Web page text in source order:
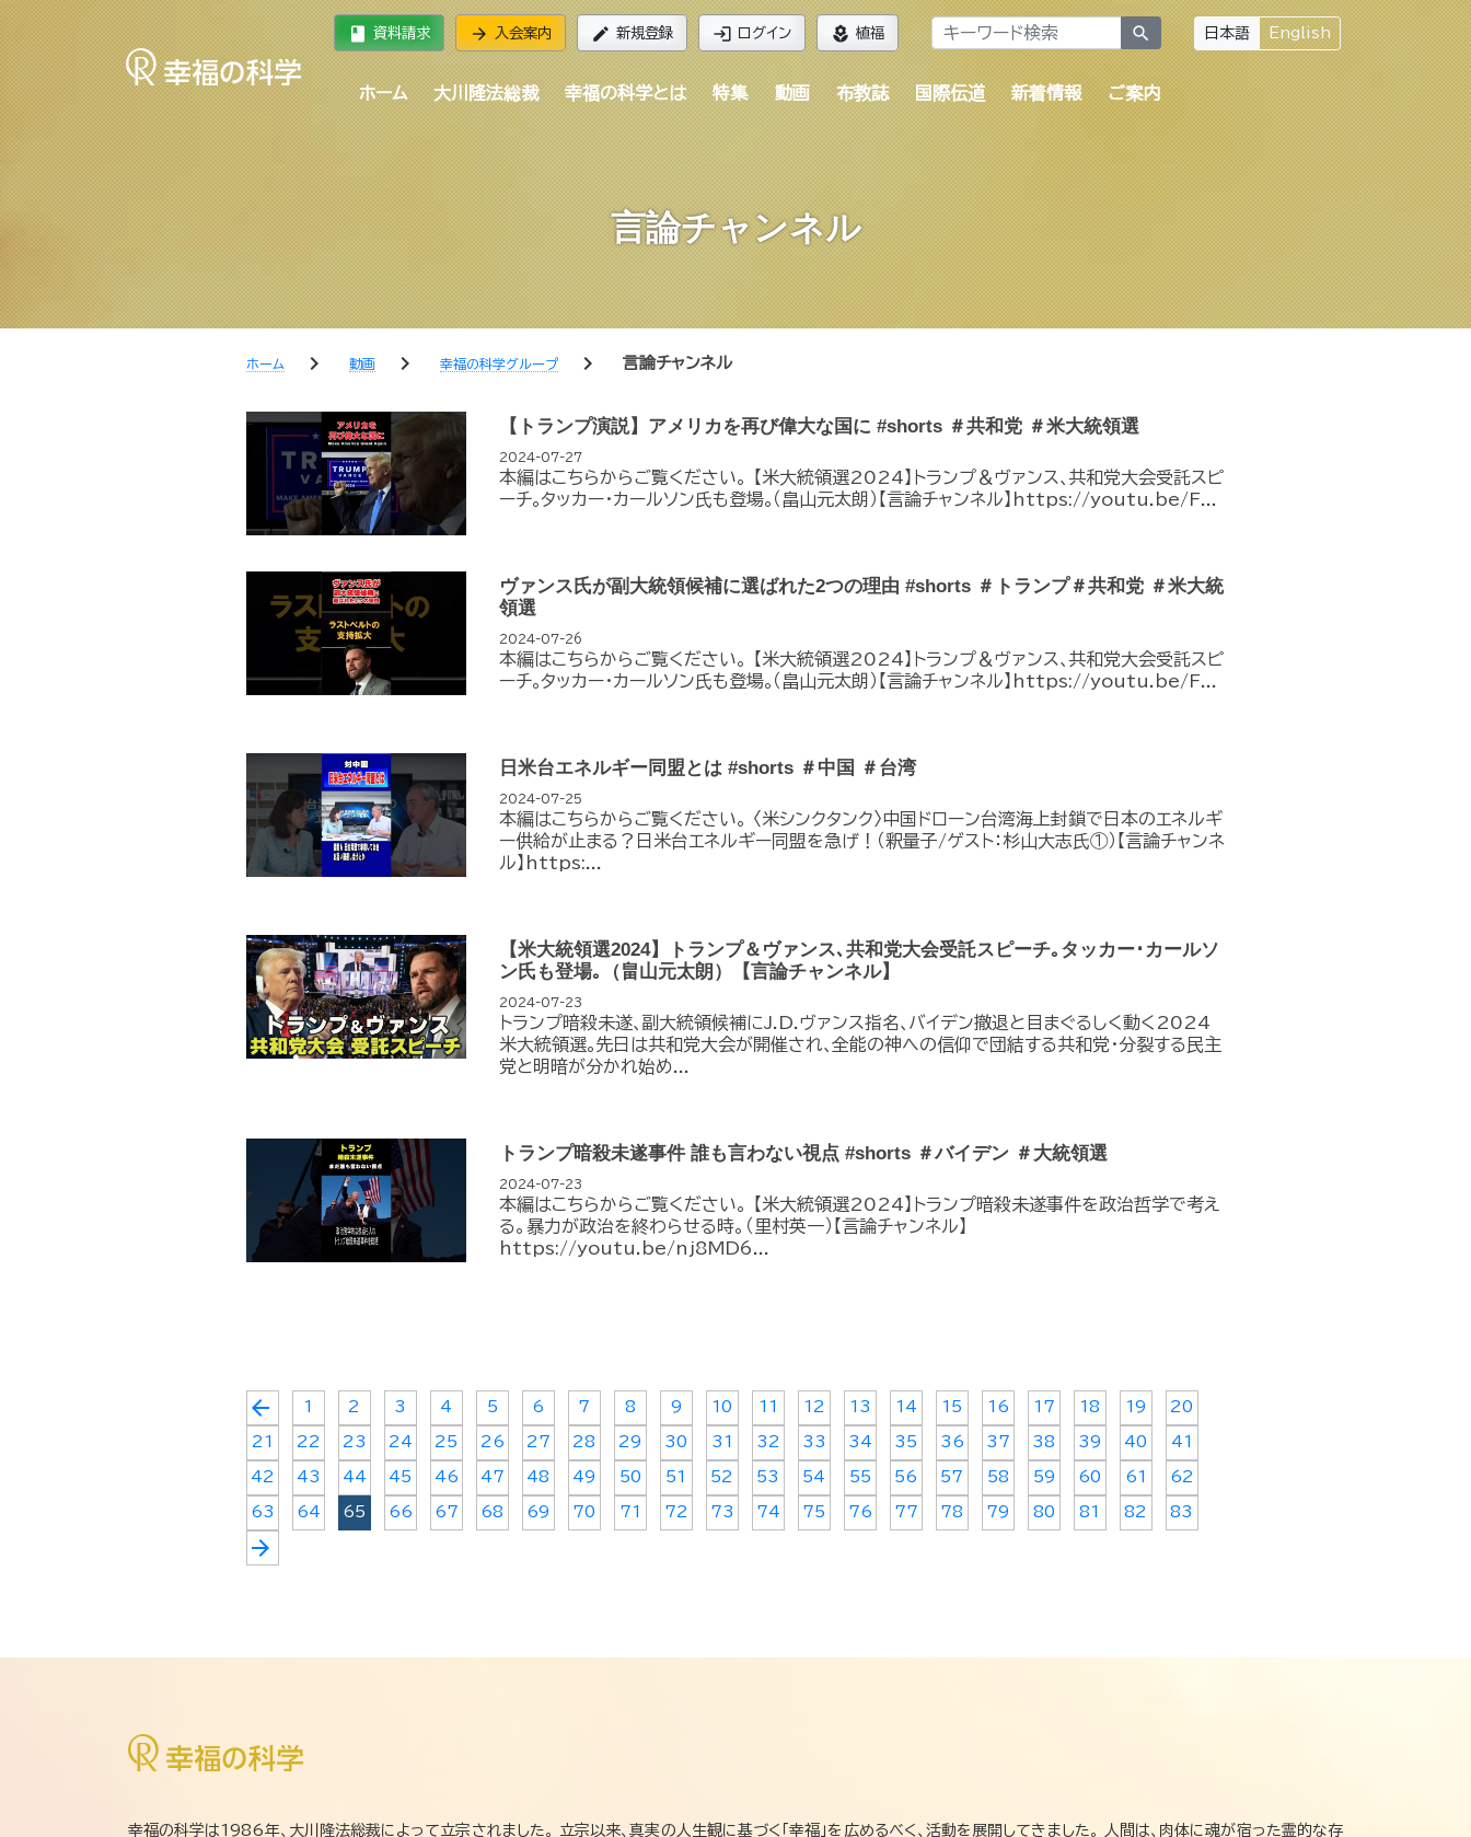
book 資料請求 arrow_forward 入会案内 edit 新規登録 login ログイン local_florist 植福 search 日本語 English
ホーム 大川隆法総裁 幸福の科学とは 特集 動画 布教誌 国際伝道 新着情報 ご案内
言論チャンネル
ホーム chevron_right 動画 chevron_right 幸福の科学グループ chevron_right 言論チャンネル
【トランプ演説】アメリカを再び偉大な国に #shorts ＃共和党 ＃米大統領選
2024-07-27
本編はこちらからご覧ください。 【米大統領選2024】トランプ＆ヴァンス､共和党大会受託スピ
ーチ｡タッカー･カールソン氏も登場｡（畠山元太朗）【言論チャンネル】https://youtu.be/F...
ヴァンス氏が副大統領候補に選ばれた2つの理由 #shorts ＃トランプ＃共和党 ＃米大統
領選
2024-07-26
本編はこちらからご覧ください。 【米大統領選2024】トランプ＆ヴァンス､共和党大会受託スピ
ーチ｡タッカー･カールソン氏も登場｡（畠山元太朗）【言論チャンネル】https://youtu.be/F...
日米台エネルギー同盟とは #shorts ＃中国 ＃台湾
2024-07-25
本編はこちらからご覧ください。 〈米シンクタンク〉中国ドローン台湾海上封鎖で日本のエネルギ
ー供給が止まる？日米台エネルギー同盟を急げ！（釈量子/ゲスト：杉山大志氏①）【言論チャンネ
ル】https:...
【米大統領選2024】トランプ＆ヴァンス､共和党大会受託スピーチ｡タッカー･カールソ
ン氏も登場｡（畠山元太朗）【言論チャンネル】
2024-07-23
トランプ暗殺未遂､副大統領候補にJ.D.ヴァンス指名､バイデン撤退と目まぐるしく動く2024
米大統領選｡先日は共和党大会が開催され､全能の神への信仰で団結する共和党･分裂する民主
党と明暗が分かれ始め...
トランプ暗殺未遂事件 誰も言わない視点 #shorts ＃バイデン ＃大統領選
2024-07-23
本編はこちらからご覧ください。 【米大統領選2024】トランプ暗殺未遂事件を政治哲学で考え
る。暴力が政治を終わらせる時。（里村英一）【言論チャンネル】
https://youtu.be/nj8MD6...
arrow_back 1 2 3 4 5 6 7 8 9 10 11 12 13 14 15 16 17 18 19 20
21 22 23 24 25 26 27 28 29 30 31 32 33 34 35 36 37 38 39 40 41
42 43 44 45 46 47 48 49 50 51 52 53 54 55 56 57 58 59 60 61 62
63 64 65 66 67 68 69 70 71 72 73 74 75 76 77 78 79 80 81 82 83
arrow_forward
幸福の科学は1986年、大川隆法総裁によって立宗されました。 立宗以来、真実の人生観に基づく「幸福」を広めるべく、活動を展開してきました。 人間は、肉体に魂が宿った霊的な存